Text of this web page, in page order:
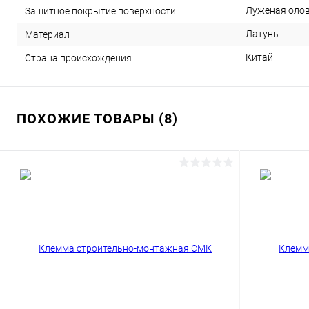
Защитное покрытие поверхности Луженая
Материал Латунь
Страна происхождения Китай
ПОХОЖИЕ ТОВАРЫ (8)